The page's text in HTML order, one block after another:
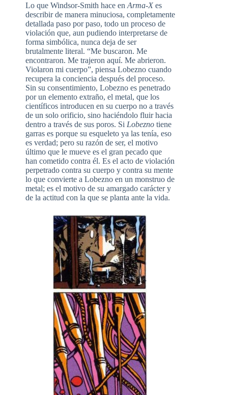
Lo que Windsor-Smith hace en Arma-X es
describir de manera minuciosa, completamente
detallada paso por paso, todo un proceso de
violación que, aun pudiendo interpretarse de
forma simbólica, nunca deja de ser
brutalmente literal. “Me buscaron. Me
encontraron. Me trajeron aquí. Me abrieron.
Violaron mi cuerpo”, piensa Lobezno cuando
recupera la conciencia después del proceso.
Sin su consentimiento, Lobezno es penetrado
por un elemento extraño, el metal, que los
científicos introducen en su cuerpo no a través
de un solo orificio, sino haciéndolo fluir hacia
dentro a través de sus poros. Si Lobezno tiene
garras es porque su esqueleto ya las tenía, eso
es verdad; pero su razón de ser, el motivo
último que le mueve es el gran pecado que
han cometido contra él. Es el acto de violación
perpetrado contra su cuerpo y contra su mente
lo que convierte a Lobezno en un monstruo de
metal; es el motivo de su amargado carácter y
de la actitud con la que se planta ante la vida.